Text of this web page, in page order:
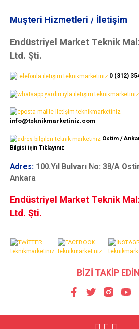
Müşteri Hizmetleri / İletişim
Endüstriyel Market Teknik
Ltd. Şti.
0 (312)
info@teknikmarketiniz.com
Ostim /
Bilgisi için Tıklayınız
Adres: 100.Yıl Bulvarı No: 38/A
Ankara
Endüstriyel Market Teknik
Ltd. Şti.
BİZİ TAKİP EDİN